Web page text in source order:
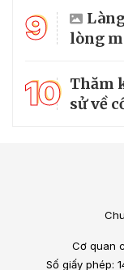
9
lòng
10 Thăm
sử về
Cơ quan
Số giấy phép: